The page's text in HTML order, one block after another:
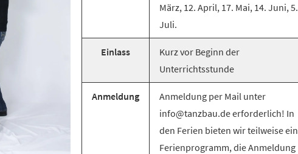
März, 12. April, 17. Mai, 14. Juni, 5.
Juli.
Einlass
Kurz vor Beginn der
Unterrichtsstunde
Anmeldung
Anmeldung per Mail unter
info@tanzbau.de erforderlich! In
den Ferien bieten wir teilweise ein
Ferienprogramm, die Anmeldung